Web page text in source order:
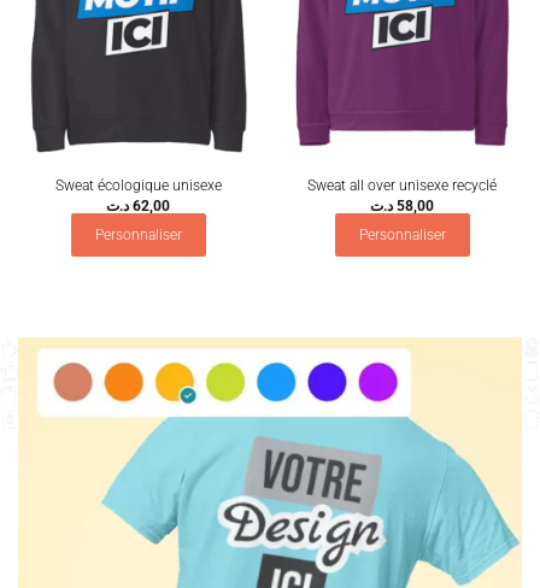
Sweat écologique unisexe
62,00 د.ت
Personnaliser
Sweat all over unisexe recyclé
58,00 د.ت
Personnaliser